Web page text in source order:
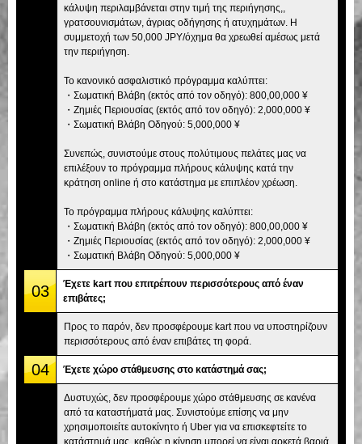
κάλυψη περιλαμβάνεται στην τιμή της περιήγησης,,
γρατσουνισμάτων, άγριας οδήγησης ή ατυχημάτων. Η
συμμετοχή των 50,000 JPY/όχημα θα χρεωθεί αμέσως μετά
την περιήγηση.
Το κανονικό ασφαλιστικό πρόγραμμα καλύπτει:
・Σωματική Βλάβη (εκτός από τον οδηγό): 800,00,000 ¥
・Ζημιές Περιουσίας (εκτός από τον οδηγό): 2,000,000 ¥
・Σωματική Βλάβη Οδηγού: 5,000,000 ¥
Συνεπώς, συνιστούμε στους πολύτιμους πελάτες μας να
επιλέξουν το πρόγραμμα πλήρους κάλυψης κατά την
κράτηση online ή στο κατάστημα με επιπλέον χρέωση.
Το πρόγραμμα πλήρους κάλυψης καλύπτει:
・Σωματική Βλάβη (εκτός από τον οδηγό): 800,00,000 ¥
・Ζημιές Περιουσίας (εκτός από τον οδηγό): 2,000,000 ¥
・Σωματική Βλάβη Οδηγού: 5,000,000 ¥
03
Έχετε kart που επιτρέπουν περισσότερους από έναν
επιβάτες;
Προς το παρόν, δεν προσφέρουμε kart που να υποστηρίζουν
περισσότερους από έναν επιβάτες τη φορά.
04 Έχετε χώρο στάθμευσης στο κατάστημά σας;
Δυστυχώς, δεν προσφέρουμε χώρο στάθμευσης σε κανένα
από τα καταστήματά μας. Συνιστούμε επίσης να μην
χρησιμοποιείτε αυτοκίνητο ή Uber για να επισκεφτείτε το
κατάστημά μας, καθώς η κίνηση μπορεί να είναι αρκετά βαριά